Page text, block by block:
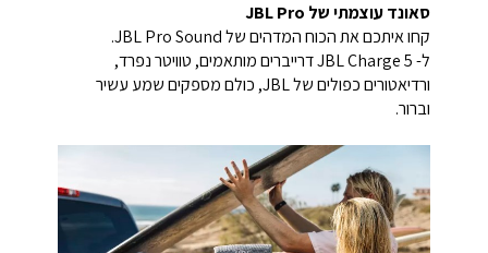
סאונד עוצמתי של JBL Pro
קחו איתכם את הכוח המדהים של JBL Pro Sound.
ל- JBL Charge 5 דרייברים מותאמים, טוויטר נפרד,
ורדיאטורים כפולים של JBL, כולם מספקים שמע עשיר
וברור.